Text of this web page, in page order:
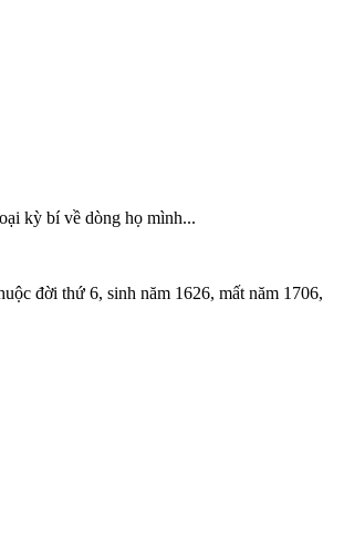
kỳ bí về dòng họ mình...
đời thứ 6, sinh năm 1626, mất năm 1706,